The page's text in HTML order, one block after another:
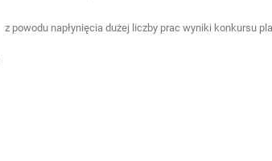
z powodu napłynięcia dużej liczby prac wyniki konkursu